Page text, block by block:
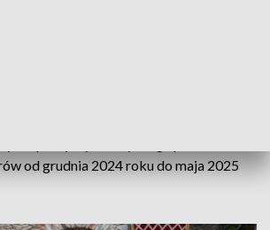
od grudnia 2024 roku do maja 2025